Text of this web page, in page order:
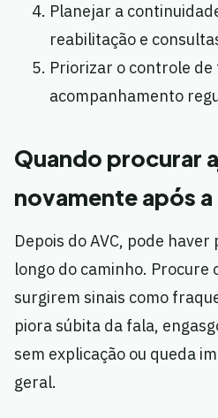
Planejar a
reabilitação e
Priorizar o controle
acompanhamento
Quando procurar
novamente após a
Depois do AVC, pode
longo do caminho. Procure
surgirem sinais como
piora súbita da fala,
sem explicação ou queda
geral.